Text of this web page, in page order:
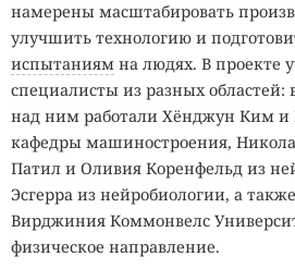
намерены масштабировать
улучшить технологию и
испытаниям на людях. В проекте
специалисты из разных
над ним работали Хёнджун Ким
кафедры машиностроения,
Патил и Оливия Коренфельд из
Эсгерра из нейробиологии, а
Вирджиния Коммонвелс
физическое направление.